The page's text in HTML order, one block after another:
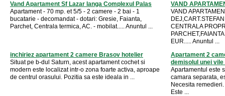
Vand Apartament Sf Lazar langa Complexul Palas
Apartament - 70 mp. et 5/5 - 2 camere - 2 bai - 1
bucatarie - decomandat - dotari: Gresie, Faianta,
Parchet, Centrala termica, AC. - mobilat..... Anuntul ...
VAND
VAND
CENTRALA
EUR..... Anuntul ...
inchiriez apartament 2 camere Brasov hotelier
Situat pe b-dul Saturn, acest apartament cochet si
modern este localizat intr-o zona foarte activa, aproape
de centrul orasului. Pozitia sa este ideala in ...
Apartament 2
demisolul unei vile
Apartamentul este
camara separata,
Necesita
Este ...